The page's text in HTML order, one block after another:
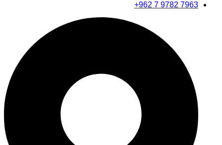
+962 7 9782 7963